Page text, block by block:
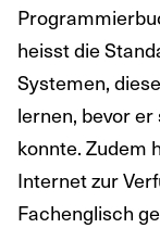
heisst die
Systemen,
lernen, bevor
konnte. Zudem
Internet zur
Fachenglisch